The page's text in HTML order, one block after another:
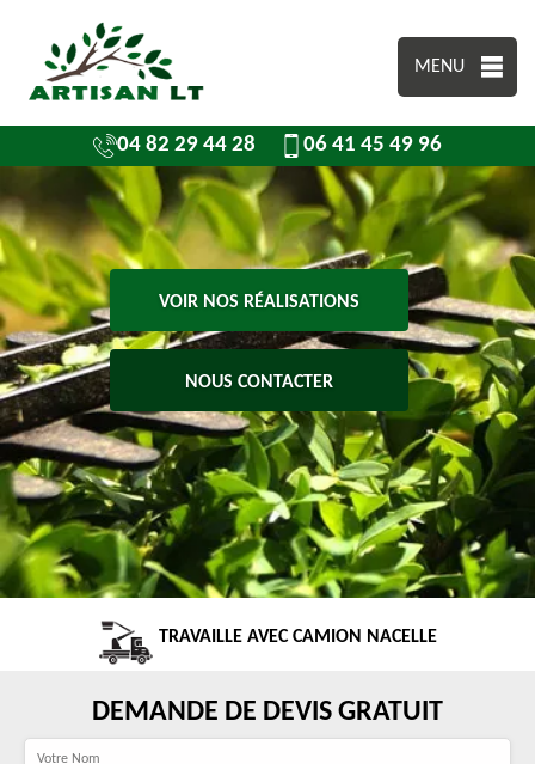
MENU
04 82 29 44 28 06 41 45 49 96
VOIR NOS RÉALISATIONS
NOUS CONTACTER
TRAVAILLE AVEC CAMION NACELLE
DEMANDE DE DEVIS GRATUIT